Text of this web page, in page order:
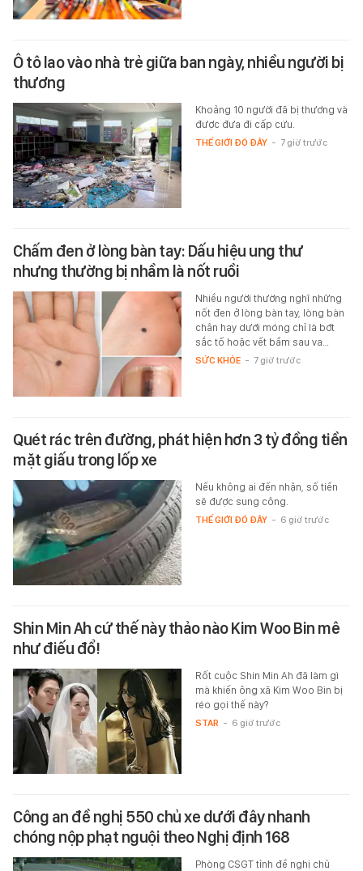
Ô tô lao vào nhà trẻ giữa ban ngày, nhiều người bị
thương
Khoảng 10 người đã bị thương và
được đưa đi cấp cứu.
THẾ GIỚI ĐÓ ĐÂY - 7 giờ trước
Chấm đen ở lòng bàn tay: Dấu hiệu ung thư
nhưng thường bị nhầm là nốt ruồi
Nhiều người thường nghĩ những
nốt đen ở lòng bàn tay, lòng bàn
chân hay dưới móng chỉ là bớt
sắc tố hoặc vết bầm sau va…
SỨC KHỎE - 7 giờ trước
Quét rác trên đường, phát hiện hơn 3 tỷ đồng tiền
mặt giấu trong lốp xe
Nếu không ai đến nhận, số tiền
sẽ được sung công.
THẾ GIỚI ĐÓ ĐÂY - 6 giờ trước
Shin Min Ah cứ thế này thảo nào Kim Woo Bin mê
như điếu đổ!
Rốt cuộc Shin Min Ah đã làm gì
mà khiến ông xã Kim Woo Bin bị
réo gọi thế này?
STAR - 6 giờ trước
Công an đề nghị 550 chủ xe dưới đây nhanh
chóng nộp phạt nguội theo Nghị định 168
Phòng CSGT tỉnh đề nghị chủ